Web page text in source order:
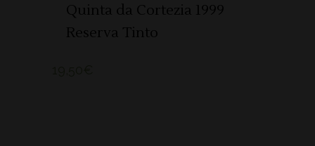
Quinta da Cortezia 1999
Reserva Tinto